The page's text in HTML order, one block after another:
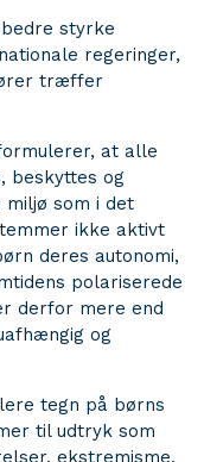
styrke
regeringer,
træffer
at alle
beskyttes og
som i det
ikke aktivt
deres autonomi,
polariserede
derfor mere end
og
tegn på børns
til udtryk som
ekstremisme,